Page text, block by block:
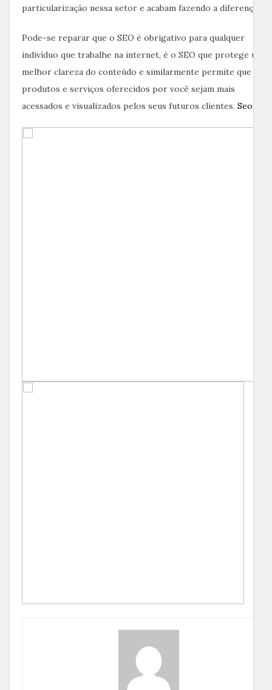
particularização nessa setor e acabam fazendo a diferença.
Pode-se reparar que o SEO é obrigativo para qualquer
indivíduo que trabalhe na internet, é o SEO que protege uma
melhor clareza do conteúdo e similarmente permite que os
produtos e serviços oferecidos por você sejam mais
acessados e visualizados pelos seus futuros clientes. Seo BH